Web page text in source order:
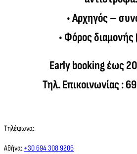
• Αρχηγός –
• Φόρος
Early booking έως
Τηλ. Επικοινωνίας :
Τηλέφωνα:
Αθήνα: +30 694 308 9206